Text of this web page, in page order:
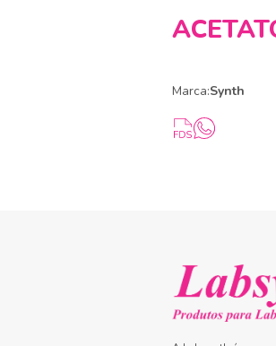
Marca:Synth